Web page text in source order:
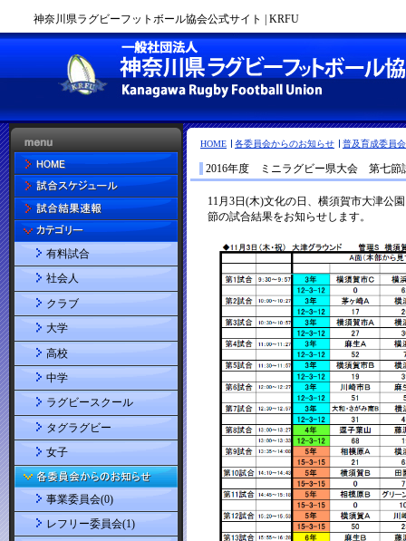
神奈川県ラグビーフットボール協会公式サイト | KRFU
HOME 各委員会からのお知らせ 普及育成委員会
2016年度 ミニラグビー県大会 第七節
有料試合
社会人
クラブ
大学
高校
中学
ラグビースクール
タグラグビー
女子
事業委員会(0)
レフリー委員会(1)